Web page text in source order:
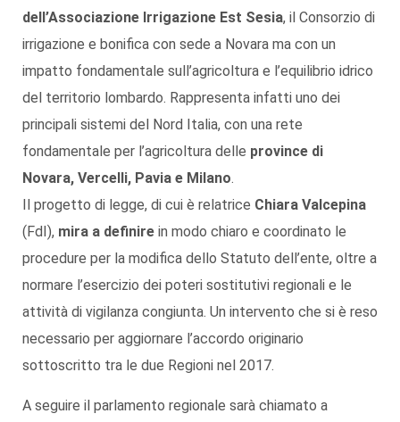
dell’Associazione Irrigazione Est Sesia, il Consorzio di
irrigazione e bonifica con sede a Novara ma con un
impatto fondamentale sull’agricoltura e l’equilibrio idrico
del territorio lombardo. Rappresenta infatti uno dei
principali sistemi del Nord Italia, con una rete
fondamentale per l’agricoltura delle province di
Novara, Vercelli, Pavia e Milano.
Il progetto di legge, di cui è relatrice Chiara Valcepina
(FdI), mira a definire in modo chiaro e coordinato le
procedure per la modifica dello Statuto dell’ente, oltre a
normare l’esercizio dei poteri sostitutivi regionali e le
attività di vigilanza congiunta. Un intervento che si è reso
necessario per aggiornare l’accordo originario
sottoscritto tra le due Regioni nel 2017.
A seguire il parlamento regionale sarà chiamato a